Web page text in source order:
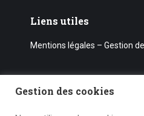
Liens utiles
Mentions légales – Gestion
Gestion des cookies